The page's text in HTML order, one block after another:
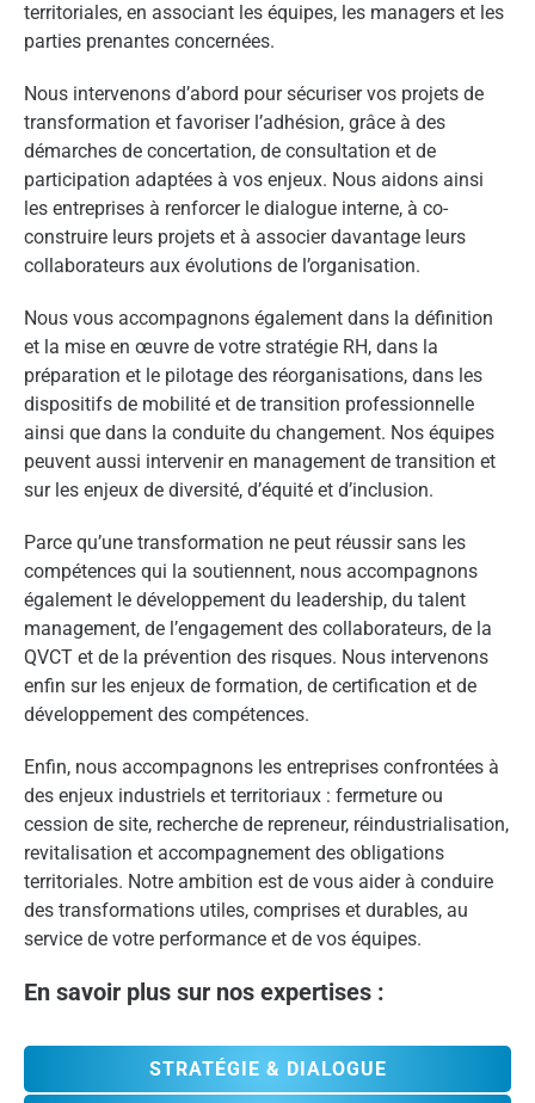
territoriales, en associant les équipes, les managers et les
parties prenantes concernées.
Nous intervenons d’abord pour sécuriser vos projets de
transformation et favoriser l’adhésion, grâce à des
démarches de concertation, de consultation et de
participation adaptées à vos enjeux. Nous aidons ainsi
les entreprises à renforcer le dialogue interne, à co-
construire leurs projets et à associer davantage leurs
collaborateurs aux évolutions de l’organisation.
Nous vous accompagnons également dans la définition
et la mise en œuvre de votre stratégie RH, dans la
préparation et le pilotage des réorganisations, dans les
dispositifs de mobilité et de transition professionnelle
ainsi que dans la conduite du changement. Nos équipes
peuvent aussi intervenir en management de transition et
sur les enjeux de diversité, d’équité et d’inclusion.
Parce qu’une transformation ne peut réussir sans les
compétences qui la soutiennent, nous accompagnons
également le développement du leadership, du talent
management, de l’engagement des collaborateurs, de la
QVCT et de la prévention des risques. Nous intervenons
enfin sur les enjeux de formation, de certification et de
développement des compétences.
Enfin, nous accompagnons les entreprises confrontées à
des enjeux industriels et territoriaux : fermeture ou
cession de site, recherche de repreneur, réindustrialisation,
revitalisation et accompagnement des obligations
territoriales. Notre ambition est de vous aider à conduire
des transformations utiles, comprises et durables, au
service de votre performance et de vos équipes.
En savoir plus sur nos expertises :
STRATÉGIE & DIALOGUE